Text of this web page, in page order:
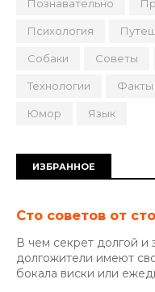
Познавательно
Психология
Собаки Советы
Технологии Факты
Юмор Язык
ИЗБРАННОЕ
Сто советов от
В чем секрет долгой
долгожители имеют
бокала виски или